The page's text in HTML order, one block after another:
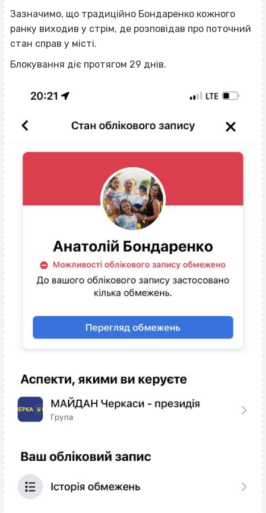
Зазначимо, що традиційно Бондаренко кожного
ранку виходив у стрім, де розповідав про поточний
стан справ у місті.
Блокування діє протягом 29 днів.